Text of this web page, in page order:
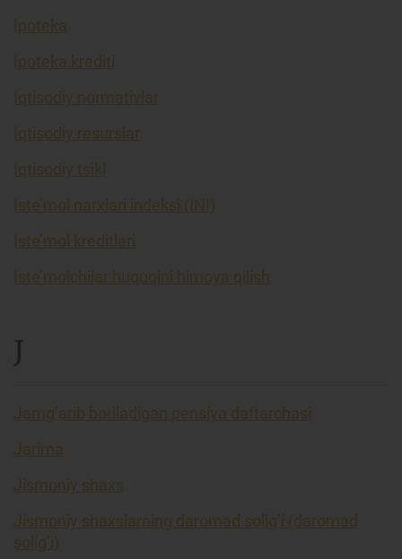
Ipoteka
Ipoteka krediti
Iqtisodiy normativlar
Iqtisodiy resurslar
Iqtisodiy tsikl
Iste'mol narxlari indeksi (INI)
Iste’mol kreditlari
Iste’molchilar huquqini himoya qilish
J
Jamg’arib boriladigan pensiya daftarchasi
Jarima
Jismoniy shaxs
Jismoniy shaxslarning daromad solig’i (daromad
solig’i)